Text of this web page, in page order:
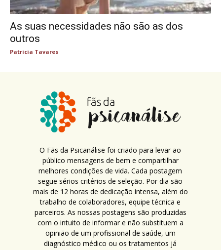
As suas necessidades não são as dos
outros
Patricia Tavares
O Fãs da Psicanálise foi criado para levar ao
público mensagens de bem e compartilhar
melhores condições de vida. Cada postagem
segue sérios critérios de seleção. Por dia são
mais de 12 horas de dedicação intensa, além do
trabalho de colaboradores, equipe técnica e
parceiros. As nossas postagens são produzidas
com o intuito de informar e não substituem a
opinião de um profissional de saúde, um
diagnóstico médico ou os tratamentos já